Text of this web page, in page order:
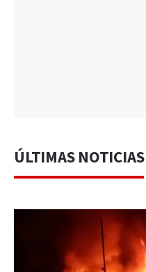
ÚLTIMAS NOTICIAS